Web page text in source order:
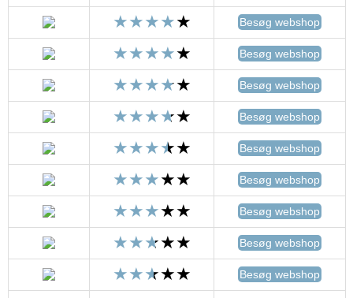
Besøg webshop
Besøg webshop
Besøg webshop
Besøg webshop
Besøg webshop
Besøg webshop
Besøg webshop
Besøg webshop
Besøg webshop